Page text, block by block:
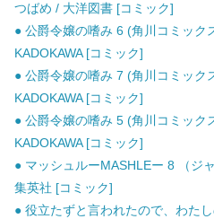
つばめ / 大洋図書 [コミック]
● 公爵令嬢の嗜み 6 (角川コミック
KADOKAWA [コミック]
● 公爵令嬢の嗜み 7 (角川コミック
KADOKAWA [コミック]
● 公爵令嬢の嗜み 5 (角川コミック
KADOKAWA [コミック]
● マッシュルーMASHLEー 8 （ジ
集英社 [コミック]
● 役立たずと言われたので、わた